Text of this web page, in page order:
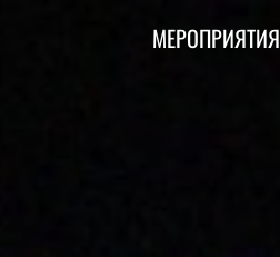
МЕРОПРИЯТИЯ